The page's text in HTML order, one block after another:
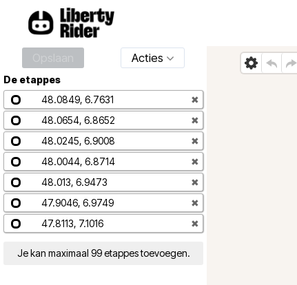
Acties
De etappes
48.0849, 6.7631
✖
48.0654, 6.8652
✖
48.0245, 6.9008
✖
48.0044, 6.8714
✖
48.013, 6.9473
✖
47.9046, 6.9749
✖
47.8113, 7.1016
✖
Je kan maximaal 99 etappes toevoegen.